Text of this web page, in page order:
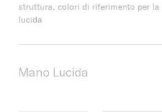
struttura, colori di riferimento per la
lucida
Mano Lucida